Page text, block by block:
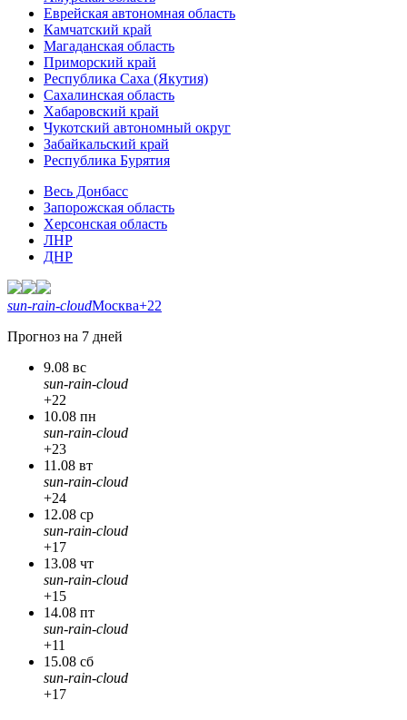
Еврейская автономная область
Камчатский край
Магаданская область
Приморский край
Республика Саха (Якутия)
Сахалинская область
Хабаровский край
Чукотский автономный округ
Забайкальский край
Республика Бурятия
Весь Донбасс
Запорожская область
Херсонская область
ЛНР
ДНР
sun-rain-cloudМосква+22
Прогноз на 7 дней
9.08 вс
sun-rain-cloud
+22
10.08 пн
sun-rain-cloud
+23
11.08 вт
sun-rain-cloud
+24
12.08 ср
sun-rain-cloud
+17
13.08 чт
sun-rain-cloud
+15
14.08 пт
sun-rain-cloud
+11
15.08 сб
sun-rain-cloud
+17